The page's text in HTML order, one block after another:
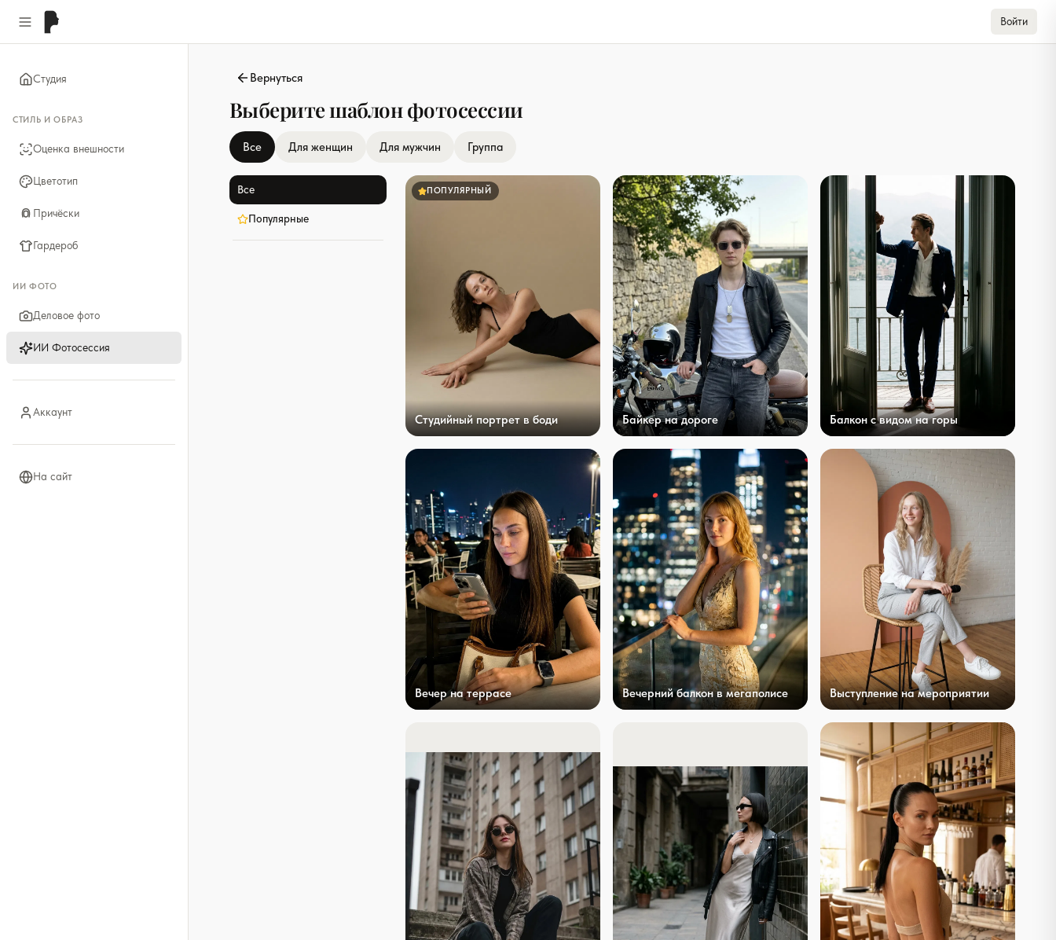
Войти
Студия
СТИЛЬ И ОБРАЗ
Оценка внешности
Цветотип
Причёски
Гардероб
ИИ ФОТО
Деловое фото
ИИ Фотосессия
Аккаунт
На сайт
Вернуться
Выберите шаблон фотосессии
Все Для женщин Для мужчин Группа
Все
Популярные
ПОПУЛЯРНЫЙ
Студийный портрет в боди Байкер на дороге Балкон с видом на горы
Вечер на террасе Вечерний балкон в мегаполисе Выступление на мероприятии